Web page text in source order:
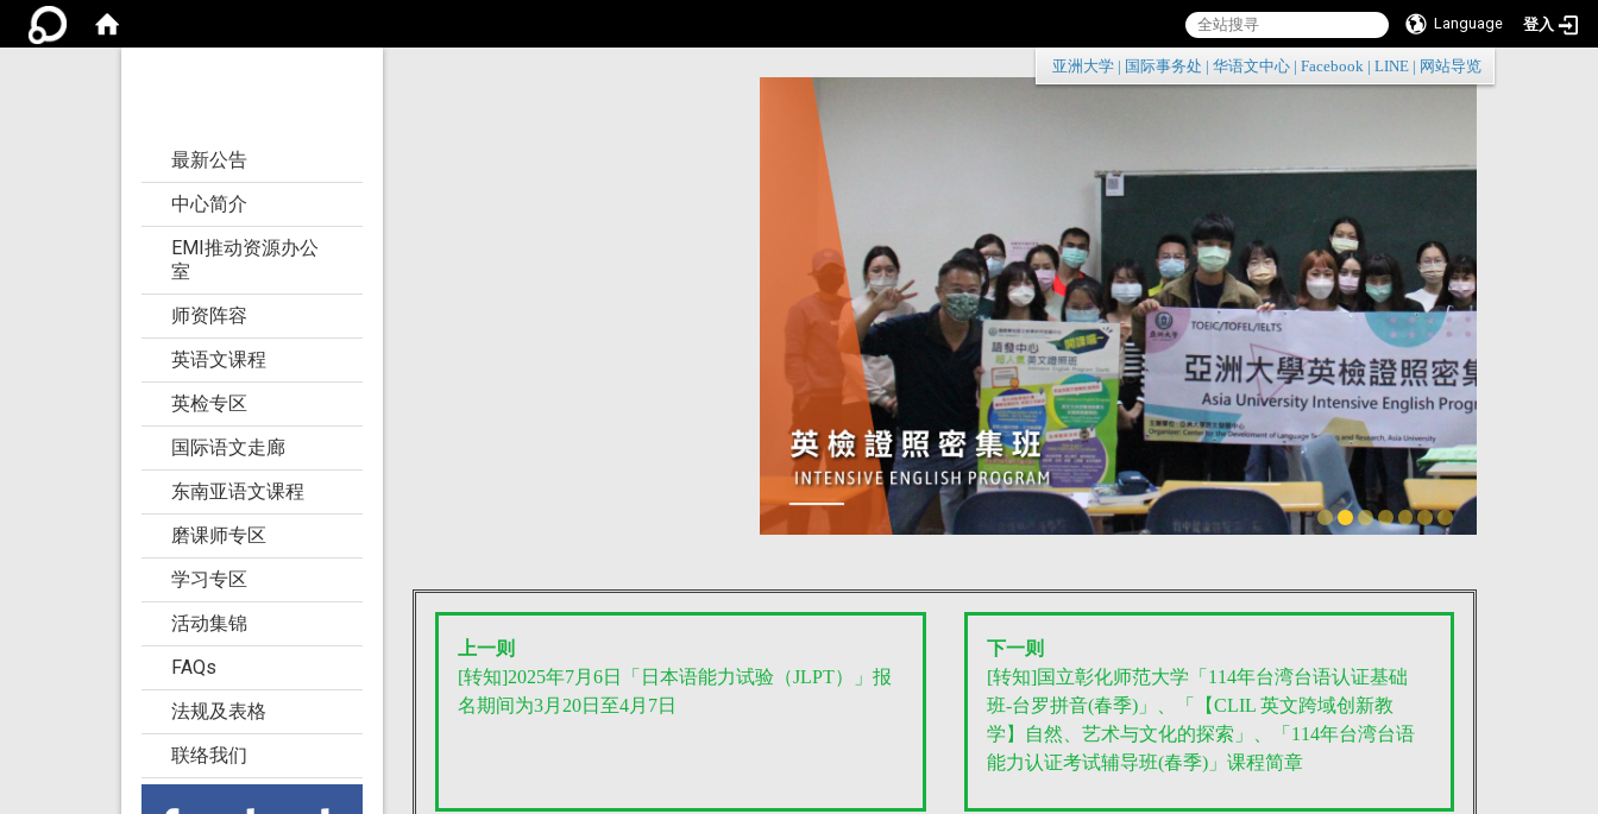
Language 登入
:::
亚洲大学 国际事务处 华语文中心 Facebook LINE 网站导览
最新公告
中心简介
EMI推动资源办公
室
师资阵容
英语文课程
英检专区
国际语文走廊
东南亚语文课程
磨课师专区
学习专区
活动集锦
FAQs
法规及表格
联络我们
上一则
[转知]2025年7月6日「日本语能力试验（JLPT）」报
名期间为3月20日至4月7日
下一则
[转知]国立彰化师范大学「114年台湾台语认证基础
班-台罗拼音(春季)」、「【CLIL 英文跨域创新教
学】自然、艺术与文化的探索」、「114年台湾台语
能力认证考试辅导班(春季)」课程简章